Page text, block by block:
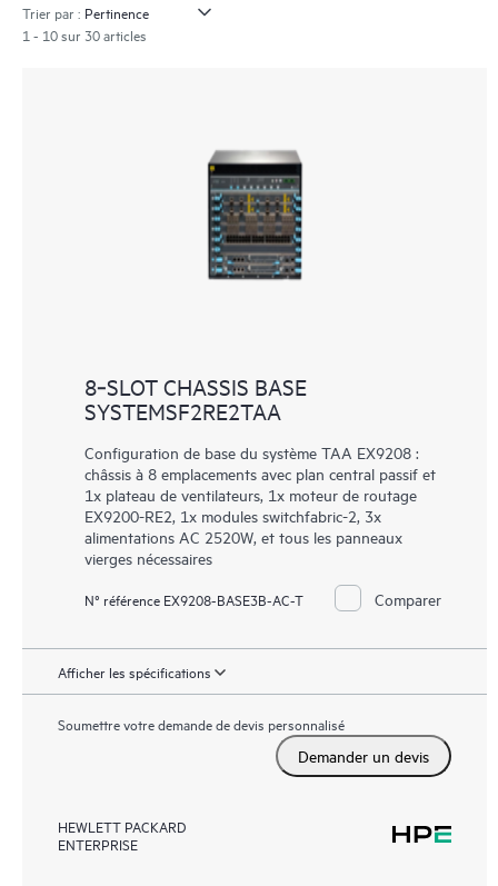
Trier par :
1 - 10 sur 30 articles
8‑SLOT CHASSIS BASE
SYSTEMSF2RE2TAA
Configuration de base du système TAA EX9208 :
châssis à 8 emplacements avec plan central passif et
1x plateau de ventilateurs, 1x moteur de routage
EX9200-RE2, 1x modules switchfabric-2, 3x
alimentations AC 2520W, et tous les panneaux
vierges nécessaires
N° référence EX9208-BASE3B-AC-T Comparer
Afficher les spécifications
Soumettre votre demande de devis personnalisé
Demander un devis
HEWLETT PACKARD
ENTERPRISE